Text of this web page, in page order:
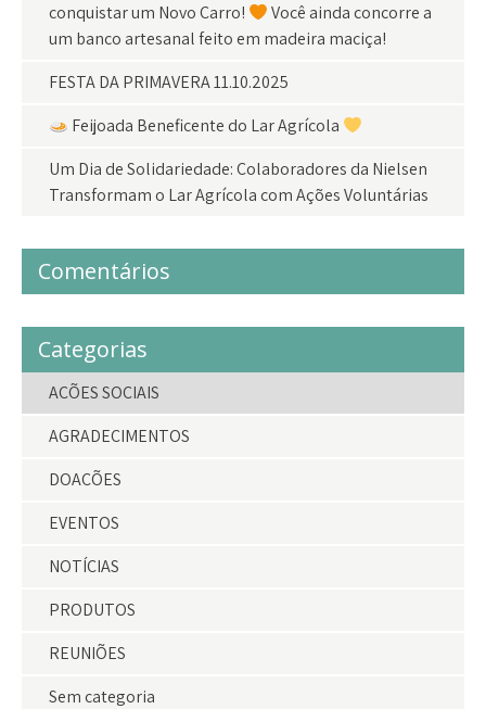
conquistar um Novo Carro!
Você ainda concorre a
um banco artesanal feito em madeira maciça!
FESTA DA PRIMAVERA 11.10.2025
Feijoada Beneficente do Lar Agrícola
Um Dia de Solidariedade: Colaboradores da Nielsen
Transformam o Lar Agrícola com Ações Voluntárias
Comentários
Categorias
AÇÕES SOCIAIS
AGRADECIMENTOS
DOAÇÕES
EVENTOS
NOTÍCIAS
PRODUTOS
REUNIÕES
Sem categoria